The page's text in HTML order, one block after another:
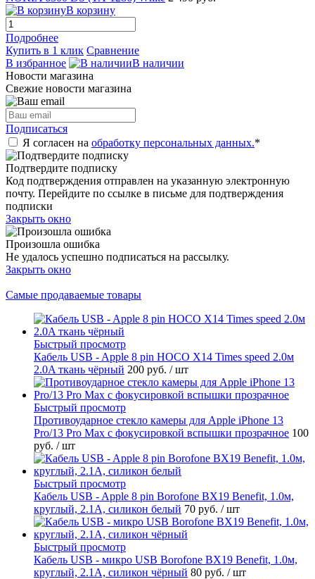
В корзину
Подробнее
Купить в 1 клик Сравнение
В избранное
В наличии
Новости магазина
Свежие новости магазина
Подписаться
Я согласен на обработку персональных данных.*
Подтвердите подписку
Код подтверждения отправлен на указанную электронную
почту. Перейдите по ссылке в письме для подтверждения
подписки
Закрыть окно
Произошла ошибка
Не удалось успешно подписаться на рассылку.
Закрыть окно
Самые продаваемые товары
Быстрый просмотр
Кабель USB - Apple 8 pin HOCO X14 Times speed 2.0м
2.0A ткань чёрный 200 руб. / шт
Быстрый просмотр
Противоударное стекло камеры для Apple iPhone 13
Pro/13 Pro Max с фокусировкой вспышки прозрачное 100
руб. / шт
Быстрый просмотр
Кабель USB - Apple 8 pin Borofone BX19 Benefit, 1.0м,
круглый, 2.1A, силикон белый 70 руб. / шт
Быстрый просмотр
Кабель USB - микро USB Borofone BX19 Benefit, 1.0м,
круглый, 2.1A, силикон чёрный 80 руб. / шт